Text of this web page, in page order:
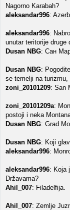
Nagorno Karabah?
aleksandar996:
aleksandar996:
unutar teritorije druge
Dusan NBG: Сан
Dusan NBG:
se temelji na
zoni_20101209: San
zoni_20101209a:
postoji i neka
Dusan NBG: Grad
Dusan NBG: Koji
aleksandar996:
aleksandar996: Koja
Državama?
Ahil_007: Filadelfija.
Ahil_007: Zemlje